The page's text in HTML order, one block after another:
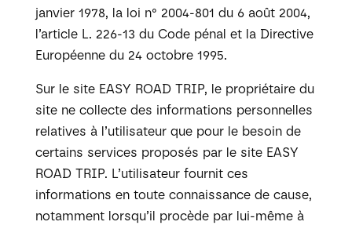
janvier 1978, la loi n° 2004-801 du 6 août 2004,
l’article L. 226-13 du Code pénal et la Directive
Européenne du 24 octobre 1995.
Sur le site EASY ROAD TRIP, le propriétaire du
site ne collecte des informations personnelles
relatives à l’utilisateur que pour le besoin de
certains services proposés par le site EASY
ROAD TRIP. L’utilisateur fournit ces
informations en toute connaissance de cause,
notamment lorsqu’il procède par lui-même à